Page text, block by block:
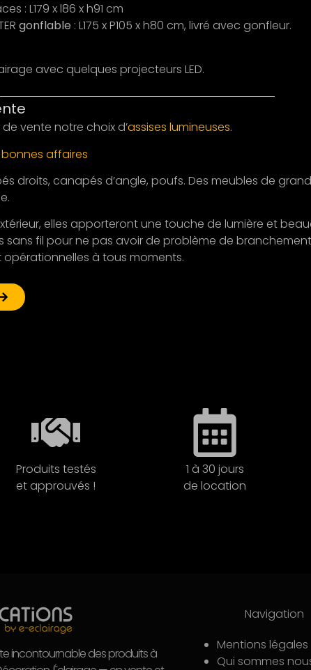
: L179 x l86 x h91 cm
gonflable : L175 x P105 x h80 cm, livré avec gonfleur.
avec quelques projecteurs LED.
vente notre choix d’assises lumineuses.
affaires
droits, canapés d’angle, poufs. Des meubles de
elles apporteront une touche de lumière et
sans fil pour ne pas avoir de problème de
opérationnelles à tous moments.
Produits testés
et approuvés !
1 à 30 jours
de location
incontournable des produits à
Navigation
Mentions légales
Qui sommes